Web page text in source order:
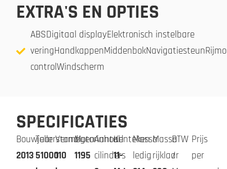
EXTRA'S EN OPTIES
ABSDigitaal displayElektronisch instelbare
controlWindscherm
SPECIFICATIES
Bouwjaar
2013
Tellerstand
51000
Vermogen
110
Motorinhoud
1195
Aantal
cilinders
Kenteken
11-
Massa
ledig
Massa
rijklaar
BTW
/
Prijs
per